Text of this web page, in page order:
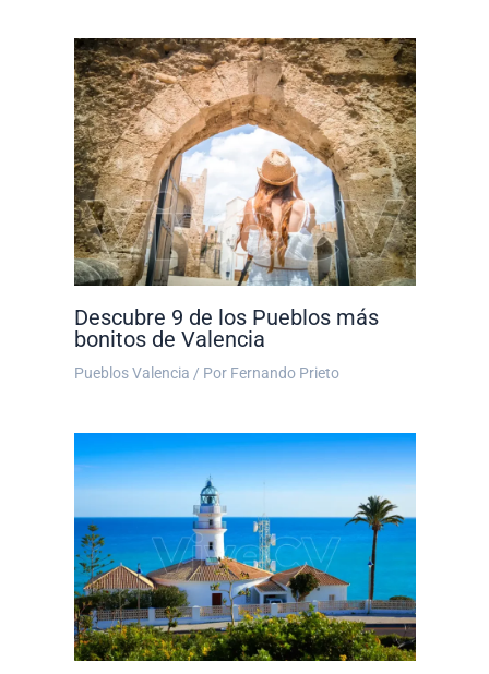
Descubre 9 de los Pueblos más
bonitos de Valencia
Pueblos Valencia / Por Fernando Prieto